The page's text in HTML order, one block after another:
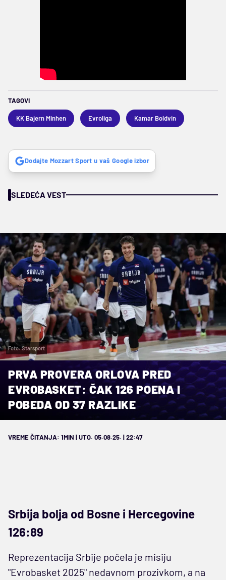
TAGOVI
KK Bajern Minhen Evroliga Kamar Boldvin
Dodajte Mozzart Sport u vaš Google izbor
SLEDEĆA VEST
Foto: Starsport
PRVA PROVERA ORLOVA PRED
EVROBASKET: ČAK 126 POENA I
POBEDA OD 37 RAZLIKE
VREME ČITANJA: 1MIN | UTO. 05.08.25. | 22:47
Srbija bolja od Bosne i Hercegovine
126:89
Reprezentacija Srbije počela je misiju
"Evrobasket 2025" nedavnom prozivkom, a na